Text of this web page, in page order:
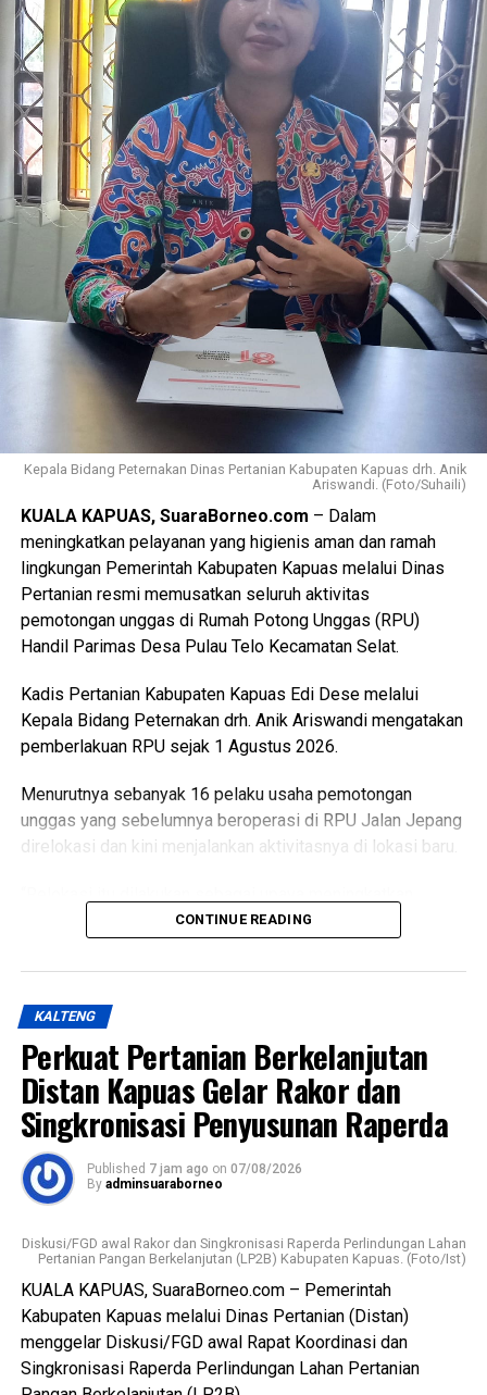
Kepala Bidang Peternakan Dinas Pertanian Kabupaten Kapuas drh. Anik
Ariswandi. (Foto/Suhaili)
KUALA KAPUAS, SuaraBorneo.com – Dalam
meningkatkan pelayanan yang higienis aman dan ramah
lingkungan Pemerintah Kabupaten Kapuas melalui Dinas
Pertanian resmi memusatkan seluruh aktivitas
pemotongan unggas di Rumah Potong Unggas (RPU)
Handil Parimas Desa Pulau Telo Kecamatan Selat.
Kadis Pertanian Kabupaten Kapuas Edi Dese melalui
Kepala Bidang Peternakan drh. Anik Ariswandi mengatakan
pemberlakuan RPU sejak 1 Agustus 2026.
Menurutnya sebanyak 16 pelaku usaha pemotongan
unggas yang sebelumnya beroperasi di RPU Jalan Jepang
direlokasi dan kini menjalankan aktivitasnya di lokasi baru.
kualitas pelayanan sekaligus menghadirkan fasilitas
lingkungan,” katanya Kamis (6/8/2026).
Ia menjelaskan terkait kondisi RPU lama sudah tidak lagi
layak digunakan karena kondisi bangunan dan fasilitas
pendukung dinilai tidak memadai selain sistem
pengelolaan limbah berpotensi mencemari lingkungan.
Lebih lanjut ia menjelaskan RPU baru telah dilengkapi
fasilitas yang lebih baik namun Pemkab Kapuas
kedepannya berkomitmen melengkapi sarpras sehingga
semakin optimal.
Ia juga mengapresiasi dukungan seluruh pelaku usaha yang
bersedia direlokasi tanpa adanya penolakan. Seluruh 16
pemotong unggas telah memenuhi kewajiban membayar
retribusi.
CONTINUE READING
KALTENG
Perkuat Pertanian Berkelanjutan
Distan Kapuas Gelar Rakor dan
Singkronisasi Penyusunan Raperda
Published 7 jam ago on 07/08/2026
By adminsuaraborneo
Diskusi/FGD awal Rakor dan Singkronisasi Raperda Perlindungan Lahan
Pertanian Pangan Berkelanjutan (LP2B) Kabupaten Kapuas. (Foto/Ist)
KUALA KAPUAS, SuaraBorneo.com – Pemerintah
Kabupaten Kapuas melalui Dinas Pertanian (Distan)
menggelar Diskusi/FGD awal Rapat Koordinasi dan
Singkronisasi Raperda Perlindungan Lahan Pertanian